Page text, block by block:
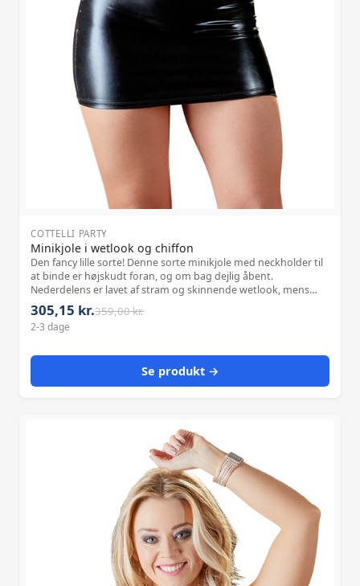
COTTELLI PARTY
Minikjole i wetlook og chiffon
Den fancy lille sorte! Denne sorte minikjole med neckholder til
at binde er højskudt foran, og om bag dejlig åbent.
Nederdelens er lavet af stram og skinnende wetlook, mens
den gennemsigtige chiffontop er lidt bredere. Hvilken dejlig
kontrast! Materiale:
305,15 kr.359,00 kr.
2-3 dage
Se produkt →